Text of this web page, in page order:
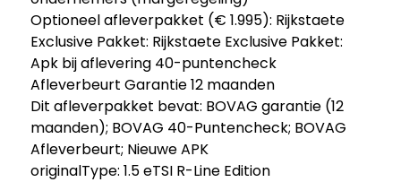
Optioneel afleverpakket (€ 1.995): Rijkstaete
Exclusive Pakket: Rijkstaete Exclusive Pakket:
Apk bij aflevering 40-puntencheck
Afleverbeurt Garantie 12 maanden
Dit afleverpakket bevat: BOVAG garantie (12
maanden); BOVAG 40-Puntencheck; BOVAG
Afleverbeurt; Nieuwe APK
originalType: 1.5 eTSI R-Line Edition